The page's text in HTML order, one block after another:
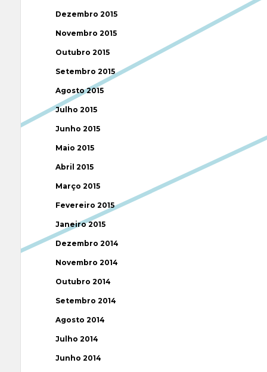
Dezembro 2015
Novembro 2015
Outubro 2015
Setembro 2015
Agosto 2015
Julho 2015
Junho 2015
Maio 2015
Abril 2015
Março 2015
Fevereiro 2015
Janeiro 2015
Dezembro 2014
Novembro 2014
Outubro 2014
Setembro 2014
Agosto 2014
Julho 2014
Junho 2014